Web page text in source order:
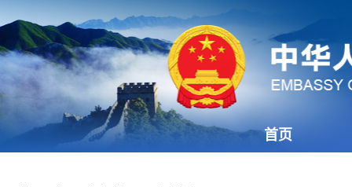
首页